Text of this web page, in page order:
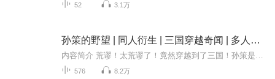
52 3.1万
孙策的野望 | 同人衍生 | 三国穿越奇闻 | 多人有声精品小说
576 8.2万